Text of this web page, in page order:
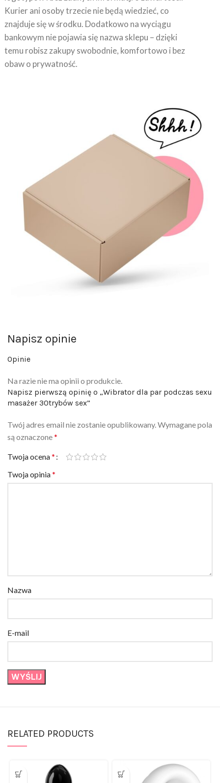
Kurier ani osoby trzecie nie będą wiedzieć, co
znajduje się w środku. Dodatkowo na wyciągu
bankowym nie pojawia się nazwa sklepu – dzięki
temu robisz zakupy swobodnie, komfortowo i bez
obaw o prywatność.
Napisz opinie
Opinie
Na razie nie ma opinii o produkcie.
Napisz pierwszą opinię o „Wibrator dla par podczas sexu
masażer 30trybów sex”
Twój adres email nie zostanie opublikowany.Wymagane pola
są oznaczone*
Twoja ocena*
Twoja opinia*
Nazwa
E-mail
RELATED PRODUCTS